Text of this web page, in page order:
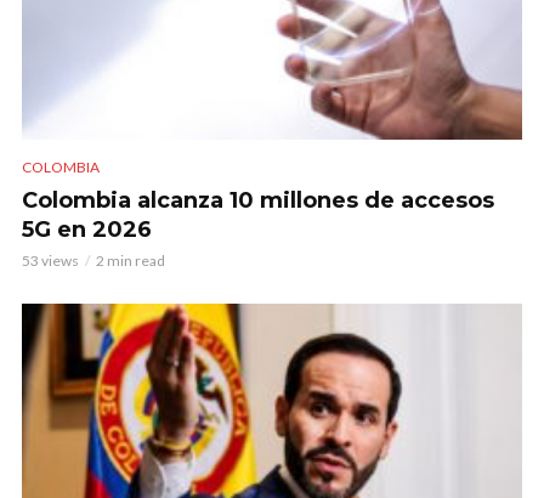
COLOMBIA
Colombia alcanza 10 millones de accesos
5G en 2026
53 views 2 min read